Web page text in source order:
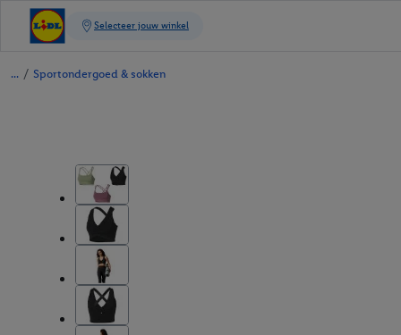
/ Sportondergoed & sokken